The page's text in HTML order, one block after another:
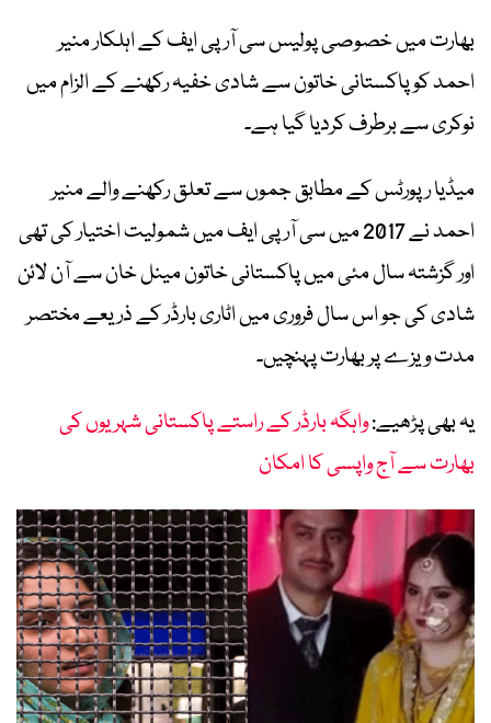
بھارت میں خصوصی پولیس سی آر پی ایف کے اہلکار منیر
احمد کو پاکستانی خاتون سے شادی خفیہ رکھنے کے الزام میں
نوکری سے برطرف کردیا گیا ہے۔
میڈیا رپورٹس کے مطابق جموں سے تعلق رکھنے والے منیر
احمد نے 2017 میں سی آر پی ایف میں شمولیت اختیار کی تھی
اور گزشتہ سال مئی میں پاکستانی خاتون مینل خان سے آن لائن
شادی کی جو اس سال فروری میں اٹاری بارڈر کے ذریعے مختصر
مدت ویزے پر بھارت پہنچیں۔
یہ بھی پڑھیے:واہگہ بارڈر کے راستے پاکستانی شہریوں کی
بھارت سے آج واپسی کا امکان